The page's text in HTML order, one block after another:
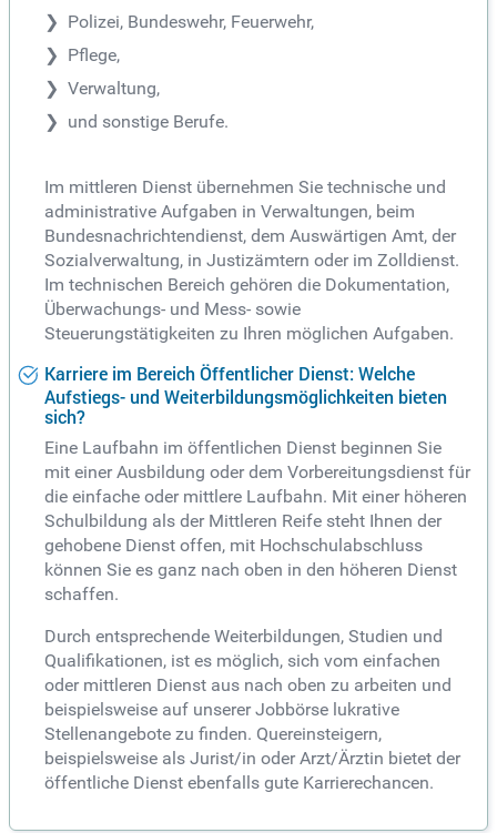
Polizei, Bundeswehr, Feuerwehr,
Pflege,
Verwaltung,
und sonstige Berufe.
Im mittleren Dienst übernehmen Sie technische und
administrative Aufgaben in Verwaltungen, beim
Bundesnachrichtendienst, dem Auswärtigen Amt, der
Sozialverwaltung, in Justizämtern oder im Zolldienst.
Im technischen Bereich gehören die Dokumentation,
Überwachungs- und Mess- sowie
Steuerungstätigkeiten zu Ihren möglichen Aufgaben.
Karriere im Bereich Öffentlicher Dienst: Welche
Aufstiegs- und Weiterbildungsmöglichkeiten bieten
sich?
Eine Laufbahn im öffentlichen Dienst beginnen Sie
mit einer Ausbildung oder dem Vorbereitungsdienst für
die einfache oder mittlere Laufbahn. Mit einer höheren
Schulbildung als der Mittleren Reife steht Ihnen der
gehobene Dienst offen, mit Hochschulabschluss
können Sie es ganz nach oben in den höheren Dienst
schaffen.
Durch entsprechende Weiterbildungen, Studien und
Qualifikationen, ist es möglich, sich vom einfachen
oder mittleren Dienst aus nach oben zu arbeiten und
beispielsweise auf unserer Jobbörse lukrative
Stellenangebote zu finden. Quereinsteigern,
beispielsweise als Jurist/in oder Arzt/Ärztin bietet der
öffentliche Dienst ebenfalls gute Karrierechancen.